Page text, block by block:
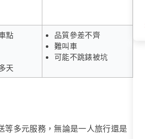
點
天
品質參差不齊
難叫車
可能不跳錶被坑
多元服務，無論是一人旅行還是